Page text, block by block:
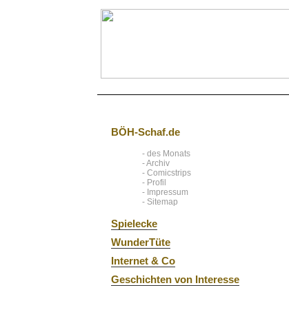
BÖH-Schaf.de
- des Monats
- Archiv
- Comicstrips
- Profil
- Impressum
- Sitemap
Spielecke
WunderTüte
Internet & Co
Geschichten von Interesse